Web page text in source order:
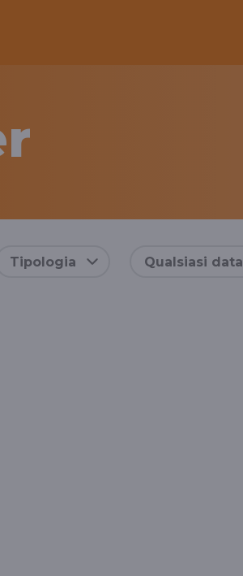
Tipologia Qualsiasi data